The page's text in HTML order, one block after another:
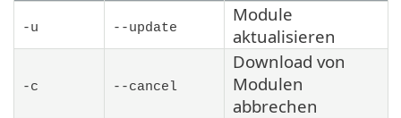
-u --update
Module
aktualisieren
-c --cancel
Download von
Modulen
abbrechen